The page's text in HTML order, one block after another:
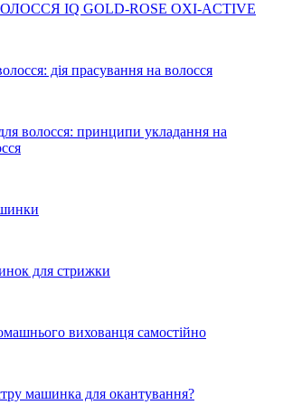
IQ GOLD-ROSE OXI-ACTIVE
дія прасування на волосся
волосся: принципи укладання на
для стрижки
вихованця самостійно
машинка для окантування?